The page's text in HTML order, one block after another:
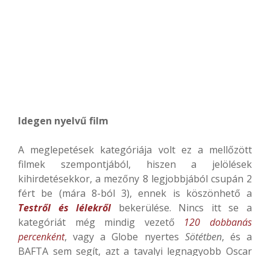
Idegen nyelvű film
A meglepetések kategóriája volt ez a mellőzött
filmek szempontjából, hiszen a jelölések
kihirdetésekkor, a mezőny 8 legjobbjából csupán 2
fért be (mára 8-ból 3), ennek is köszönhető a
Testről és lélekről bekerülése. Nincs itt se a
kategóriát még mindig vezető 120 dobbanás
percenként, vagy a Globe nyertes Sötétben, és a
BAFTA sem segít, azt a tavalyi legnagyobb Oscar